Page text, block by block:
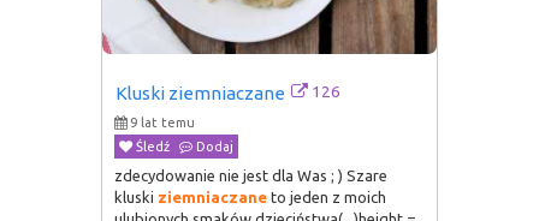
Kluski ziemniaczane 126
9 lat temu
Śledź
Dodaj
zdecydowanie nie jest dla Was ; ) Szare
kluski ziemniaczane to jeden z moich